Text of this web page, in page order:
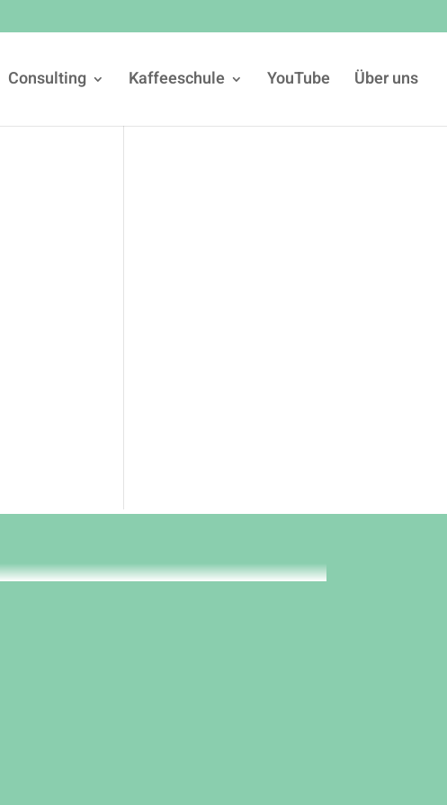
Consulting Kaffeeschule YouTube Über uns